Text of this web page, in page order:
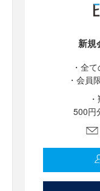
新規
・全
・会員
500円